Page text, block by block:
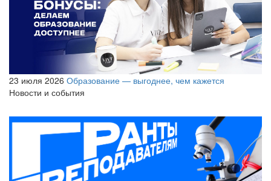
23 июля 2026 Образование — выгоднее, чем кажется
Новости и события